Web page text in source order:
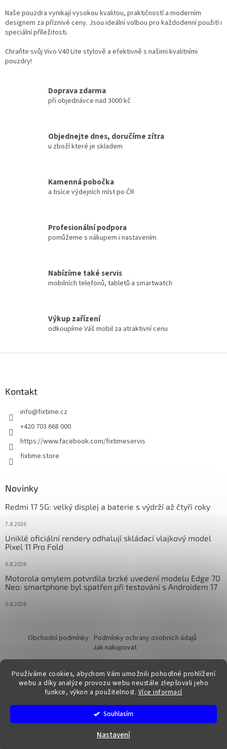
Používáme cookies, abychom Vám umožnili pohodlné prohlížení
webu a díky analýze provozu webu neustále zlepšovali jeho
funkce, výkon a použitelnost. Více informací
Souhlasím
Nastavení
Naše pouzdra vynikají vysokou kvalitou, praktičností a moderním
designem za příznivé ceny. Jsou ideální volbou pro každodenní použití i
speciální příležitosti.
Chraňte svůj Vivo V40 Lite stylově a efektivně s našimi kvalitními
pouzdry!
Doprava zdarma
při objednávce nad 3000 kč
Objednejte dnes, doručíme zítra
u zboží které je skladem
Kamenná pobočka
a tisíce výdejních míst po ČR
Profesionální podpora
pomůžeme s nákupem i nastavením
Nabízíme také servis
mobilních telefonů, tabletů a smartwatch
Výkup zařízení
odkoupíme Váš mobil za atraktivní cenu
Kontakt
info@fixtime.cz
+420 703 668 000
https://www.facebook.com/fixtimeservis
fixtime.store
Novinky
Redmi 17 5G: velký displej a baterie s výdrží až čtyři roky
7.8.2026
Uniklé oficiální rendery odhalují skládací vlajkový model
Pixel 11 Pro Fold
6.8.2026
Motorola omylem potvrdila brzké uvedení modelu Edge 70
Neo: smartphone byl spatřen při testování s Androidem 17
5.8.2026
Obchodní podmínky Podmínky ochrany osobních údajů
Jak nakupovat
Vytvořil Shoptet